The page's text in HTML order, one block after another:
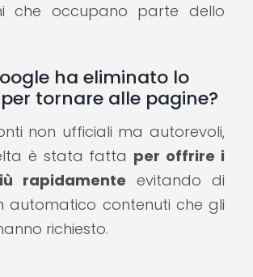
che occupano parte dello
ha eliminato lo
tornare alle pagine?
non ufficiali ma autorevoli,
è stata fatta per offrire i
rapidamente evitando di
automatico contenuti che gli
richiesto.